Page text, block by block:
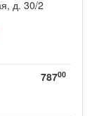
д. 30/2
78700